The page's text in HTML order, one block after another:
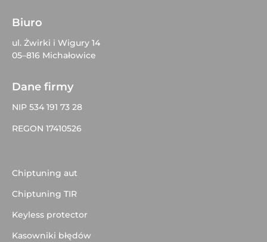
Biuro
ul. Żwirki i Wigury 14
05–816 Michałowice
Dane firmy
NIP 534 191 73 28
REGON 17410526
Chiptuning aut
Chiptuning TIR
Keyless protector
Kasowniki błędów